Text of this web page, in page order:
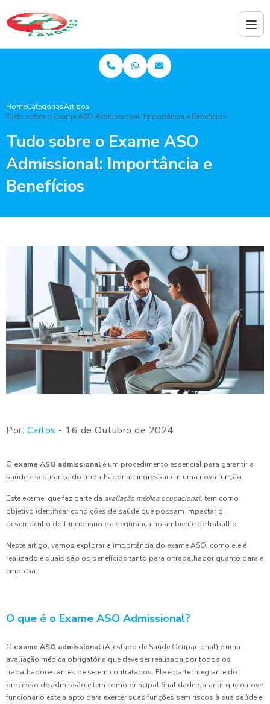
HomeCategoriasArtigos
Tudo sobre o Exame ASO Admissional: Importância e Benefícios
Tudo sobre o Exame ASO
Admissional: Importância e
Benefícios
Por: Carlos - 16 de Outubro de 2024
O exame ASO admissional é um procedimento essencial para garantir a
saúde e segurança do trabalhador ao ingressar em uma nova função.
Este exame, que faz parte da avaliação médica ocupacional, tem como
objetivo identificar condições de saúde que possam impactar o
desempenho do funcionário e a segurança no ambiente de trabalho.
Neste artigo, vamos explorar a importância do exame ASO, como ele é
realizado e quais são os benefícios tanto para o trabalhador quanto para a
empresa.
O que é o Exame ASO Admissional?
O exame ASO admissional (Atestado de Saúde Ocupacional) é uma
avaliação médica obrigatória que deve ser realizada por todos os
trabalhadores antes de serem contratados. Ele é parte integrante do
processo de admissão e tem como principal finalidade garantir que o novo
funcionário esteja apto para exercer suas funções sem riscos à sua saúde e